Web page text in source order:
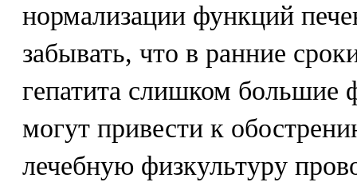
нормализации функций
забывать, что в ранние
гепатита слишком большие
могут привести к
лечебную физкультуру